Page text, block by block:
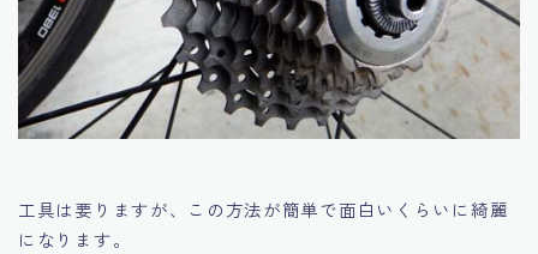
工具は要りますが、この方法が簡単で面白いくらいに綺麗
になります。